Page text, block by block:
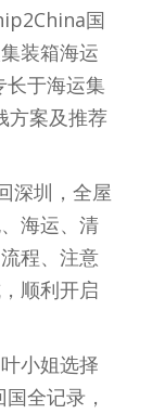
国
装箱海运
长于海运集
方案及推荐
深圳，全屋
海运、清
程、注意
顺利开启
小姐选择
全记录，